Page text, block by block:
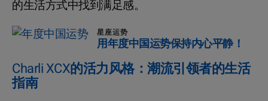
的生活方式中找到满足感。
星座运势
用年度中国运势保持内心平静！
Charli XCX的活力风格：潮流引领者的生活
指南